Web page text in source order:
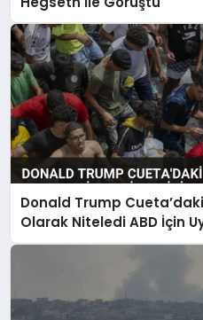
Donald Trump Cueta’daki
Olarak Niteledi ABD İçin